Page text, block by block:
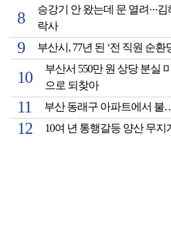
승강기 안 왔는데 문 열려···
락사
부산시, 77년 된 ‘전 직원 순환
부산서 550만 원 상당 분실
으로 되찾아
부산 동래구 아파트에서
10여 년 통행갈등 양산 무지